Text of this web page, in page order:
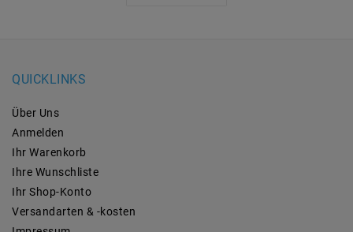
QUICKLINKS
Über Uns
Anmelden
Ihr Warenkorb
Ihre Wunschliste
Ihr Shop-Konto
Versandarten & -kosten